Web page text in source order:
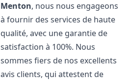
Menton, nous nous engageons
à fournir des services de haute
qualité, avec une garantie de
satisfaction à 100%. Nous
sommes fiers de nos excellents
avis clients, qui attestent de